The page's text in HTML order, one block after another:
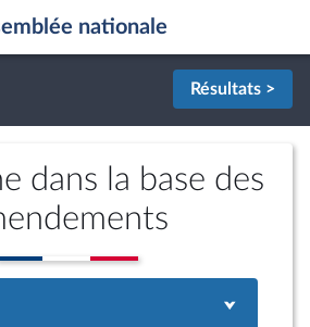
nationale
Résultats >
dans la base des